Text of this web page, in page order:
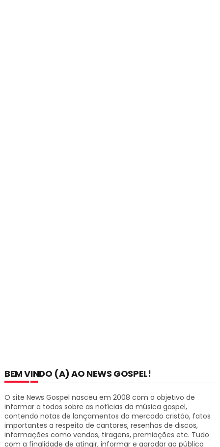
BEM VINDO (A) AO NEWS GOSPEL!
O site News Gospel nasceu em 2008 com o objetivo de
informar a todos sobre as notícias da música gospel,
contendo notas de lançamentos do mercado cristão, fatos
importantes a respeito de cantores, resenhas de discos,
informações como vendas, tiragens, premiações etc. Tudo
com a finalidade de atingir, informar e agradar ao público